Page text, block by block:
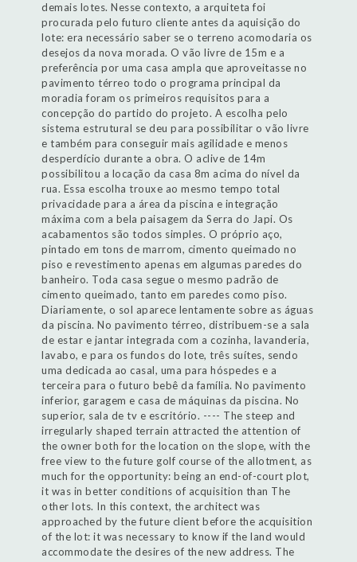
demais lotes. Nesse contexto, a arquiteta foi
procurada pelo futuro cliente antes da aquisição do
lote: era necessário saber se o terreno acomodaria os
desejos da nova morada. O vão livre de 15m e a
preferência por uma casa ampla que aproveitasse no
pavimento térreo todo o programa principal da
moradia foram os primeiros requisitos para a
concepção do partido do projeto. A escolha pelo
sistema estrutural se deu para possibilitar o vão livre
e também para conseguir mais agilidade e menos
desperdício durante a obra. O aclive de 14m
possibilitou a locação da casa 8m acima do nível da
rua. Essa escolha trouxe ao mesmo tempo total
privacidade para a área da piscina e integração
máxima com a bela paisagem da Serra do Japi. Os
acabamentos são todos simples. O próprio aço,
pintado em tons de marrom, cimento queimado no
piso e revestimento apenas em algumas paredes do
banheiro. Toda casa segue o mesmo padrão de
cimento queimado, tanto em paredes como piso.
Diariamente, o sol aparece lentamente sobre as águas
da piscina. No pavimento térreo, distribuem-se a sala
de estar e jantar integrada com a cozinha, lavanderia,
lavabo, e para os fundos do lote, três suítes, sendo
uma dedicada ao casal, uma para hóspedes e a
terceira para o futuro bebê da família. No pavimento
inferior, garagem e casa de máquinas da piscina. No
superior, sala de tv e escritório. ---- The steep and
irregularly shaped terrain attracted the attention of
the owner both for the location on the slope, with the
free view to the future golf course of the allotment, as
much for the opportunity: being an end-of-court plot,
it was in better conditions of acquisition than The
other lots. In this context, the architect was
approached by the future client before the acquisition
of the lot: it was necessary to know if the land would
accommodate the desires of the new address. The